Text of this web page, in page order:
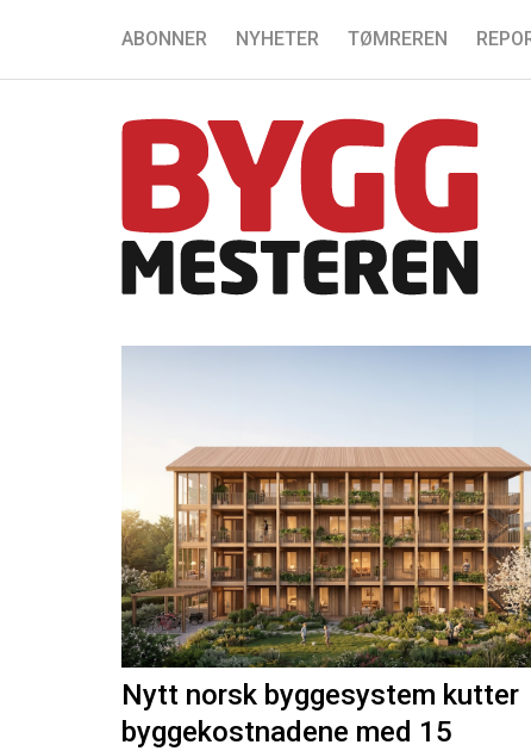
ABONNER NYHETER TØMREREN
Nytt norsk byggesystem kutter
byggekostnadene med 15